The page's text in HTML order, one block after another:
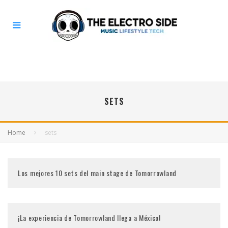
SETS
Home sets
Los mejores 10 sets del main stage de Tomorrowland
¡La experiencia de Tomorrowland llega a México!